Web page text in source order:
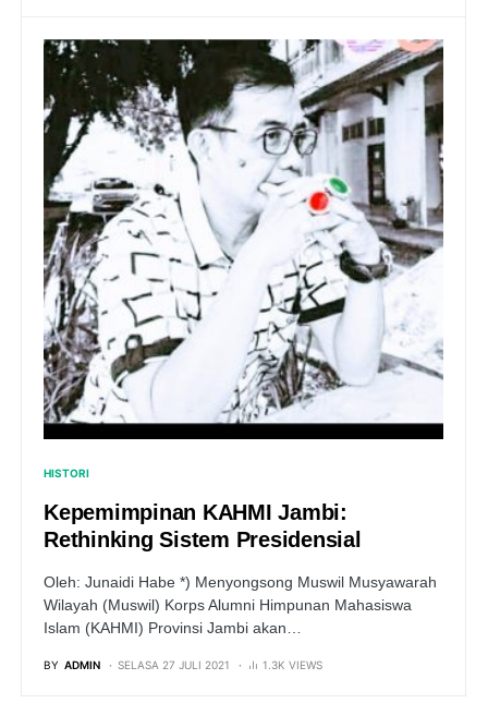
HISTORI
Kepemimpinan KAHMI Jambi:
Rethinking Sistem Presidensial
Oleh: Junaidi Habe *) Menyongsong Muswil Musyawarah
Wilayah (Muswil) Korps Alumni Himpunan Mahasiswa
Islam (KAHMI) Provinsi Jambi akan…
BY ADMIN SELASA 27 JULI 2021 1.3K VIEWS